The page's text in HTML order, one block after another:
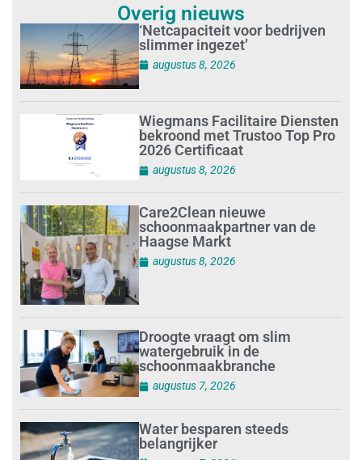
Overig nieuws
‘Netcapaciteit voor bedrijven
slimmer ingezet’
augustus 8, 2026
Wiegmans Facilitaire Diensten
bekroond met Trustoo Top Pro
2026 Certificaat
augustus 8, 2026
Care2Clean nieuwe
schoonmaakpartner van de
Haagse Markt
augustus 8, 2026
Droogte vraagt om slim
watergebruik in de
schoonmaakbranche
augustus 7, 2026
Water besparen steeds
belangrijker